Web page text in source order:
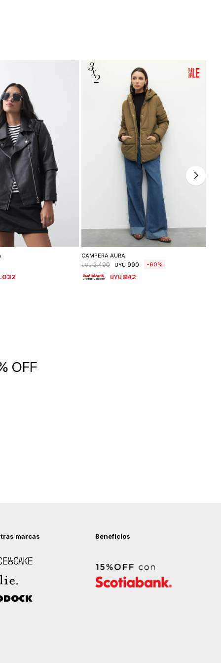
talle Seleccionar talle
CAMPERA AURA
UYU 2.490 UYU 990 60
UYU 842
marcas
of Cake
Beneficios
OFF